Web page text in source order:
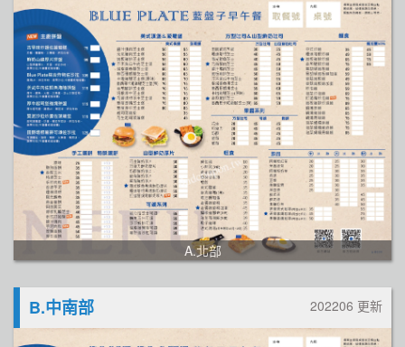
A.北部
B.中南部 202206 更新